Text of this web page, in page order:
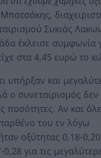
Συκιάς
έκλεισε συµφωνία
στα 4,45 ευρώ το
υπήρξαν και
ο συνεταιρισµός δεν
ποσότητες. Αν και
του εν λόγω
οξύτητας 0,18-0,20
για τις